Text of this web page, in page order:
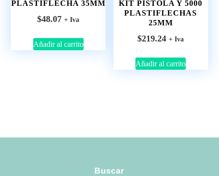
PLASTIFLECHA 35MM
$48.07 + Iva
Añadir al carrito
KIT PISTOLA Y 5000
PLASTIFLECHAS
25MM
$219.24 + Iva
Añadir al carrito
Buscar